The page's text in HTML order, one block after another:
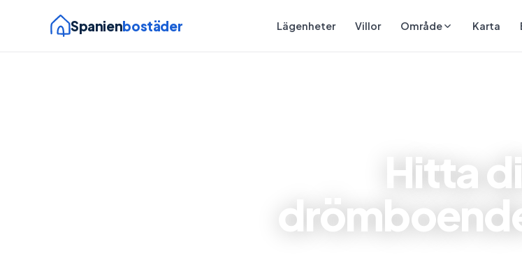
Spanienbostäder Lägenheter Villor Område Karta
Hitta